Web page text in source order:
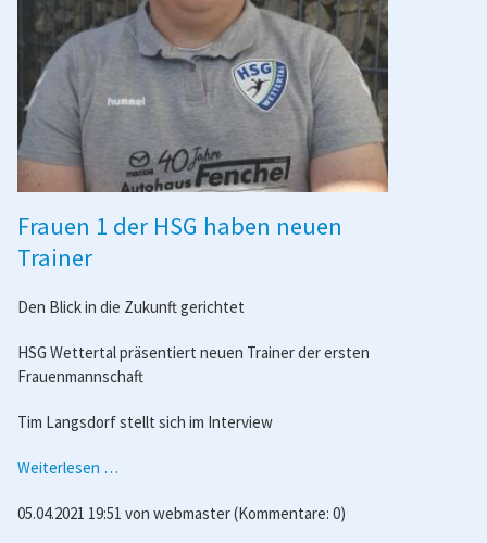
Frauen 1 der HSG haben neuen
Trainer
Den Blick in die Zukunft gerichtet
HSG Wettertal präsentiert neuen Trainer der ersten
Frauenmannschaft
Tim Langsdorf stellt sich im Interview
Weiterlesen …
der
05.04.2021 19:51 von webmaster(Kommentare: 0)